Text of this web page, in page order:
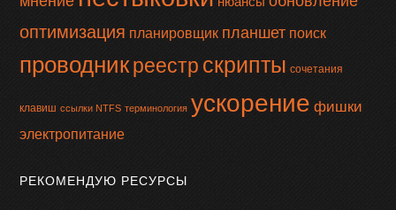
оптимизация планировщик планшет поиск
проводникреестр скрипты сочетания
клавиш ссылки NTFS терминология ускорение фишки
электропитание
РЕКОМЕНДУЮ РЕСУРСЫ